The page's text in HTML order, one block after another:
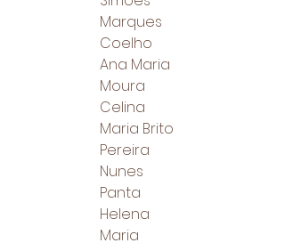
Marques
Coelho
Ana Maria
Moura
Celina
Maria Brito
Pereira
Nunes
Panta
Helena
Maria